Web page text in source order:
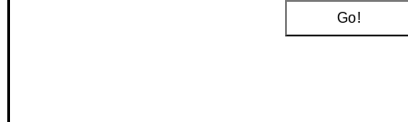
Go!